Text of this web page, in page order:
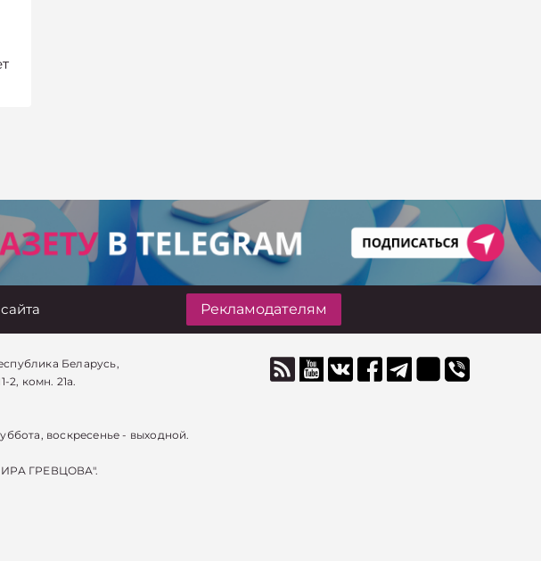
Рекламодателям
Беларусь,
2, комн. 21а.
воскресенье - выходной.
ГРЕВЦОВА".